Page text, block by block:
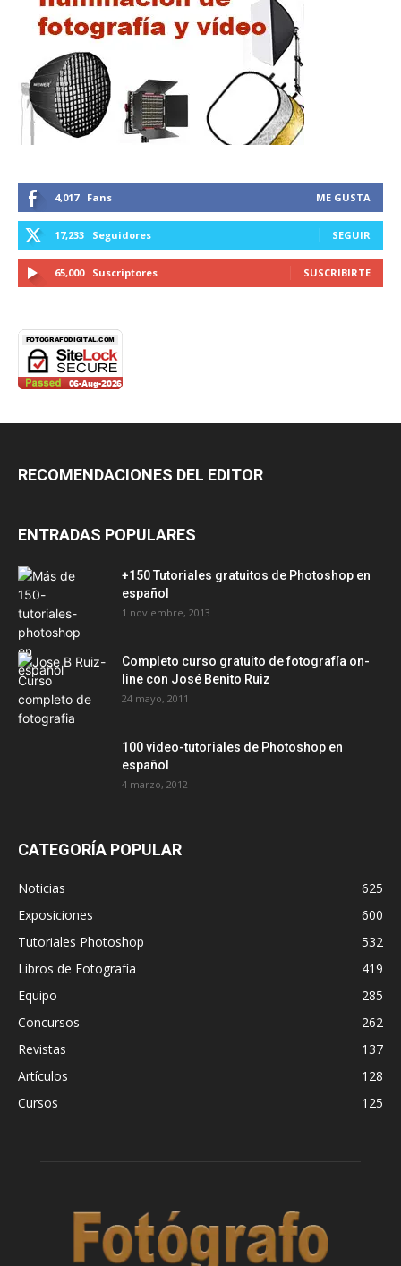
4,017 Fans ME GUSTA
17,233 Seguidores SEGUIR
65,000 Suscriptores SUSCRIBIRTE
RECOMENDACIONES DEL EDITOR
ENTRADAS POPULARES
+150 Tutoriales gratuitos de Photoshop en
español
1 noviembre, 2013
Completo curso gratuito de fotografía on-
line con José Benito Ruiz
24 mayo, 2011
100 video-tutoriales de Photoshop en
español
4 marzo, 2012
CATEGORÍA POPULAR
Noticias
625
Exposiciones
600
Tutoriales Photoshop
532
Libros de Fotografía
419
Equipo
285
Concursos
262
Revistas
137
Artículos
128
Cursos
125